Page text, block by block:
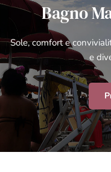
Bagno
Sole, comfort e
e